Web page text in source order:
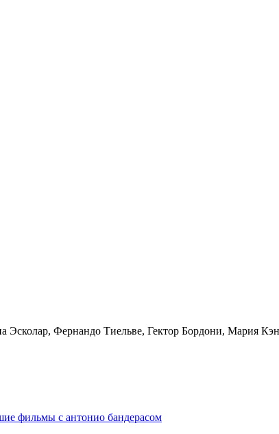
Фернандо Тиельве, Гектор Бордони, Мария
фильмы с антонио бандерасом